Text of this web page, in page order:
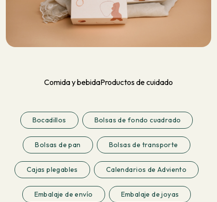
Comida y bebidaProductos de cuidado
Bocadillos Bolsas de fondo cuadrado
Bolsas de pan Bolsas de transporte
Cajas plegables Calendarios de Adviento
Embalaje de envío Embalaje de joyas